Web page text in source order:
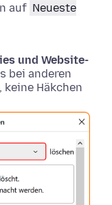
auf Neueste
und Website-
bei anderen
keine Häkchen